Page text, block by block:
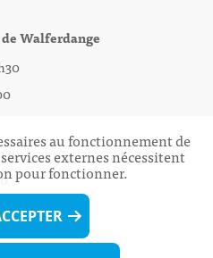
Walferdange
après-
au fonctionnement de
externes nécessitent
pour fonctionner.